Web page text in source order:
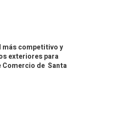
más competitivo y
exteriores para
Comercio de Santa